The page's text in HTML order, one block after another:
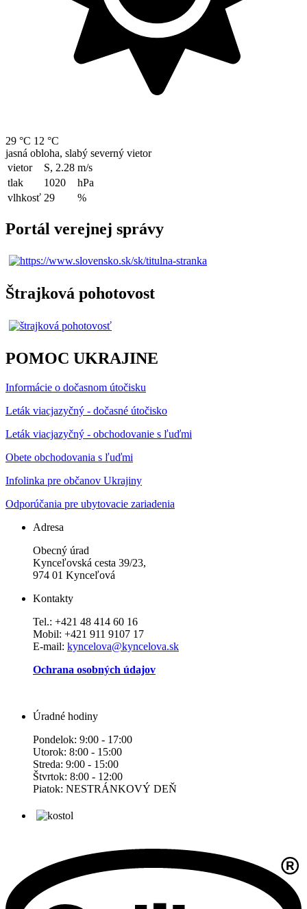
29 °C 12 °C
jasná obloha, slabý severný vietor
vietor
S, 2.28 m/s
tlak
1020
hPa
vlhkosť 29 %
Portál verejnej správy
Štrajková pohotovost
POMOC UKRAJINE
Informácie o dočasnom útočisku
Leták viacjazyčný - dočasné útočisko
Leták viacjazyčný - obchodovanie s ľuďmi
Obete obchodovania s ľuďmi
Infolinka pre občanov Ukrajiny
Odporúčania pre ubytovacie zariadenia
Adresa
Obecný úrad
Kynceľovská cesta 39/23,
974 01 Kynceľová
Kontakty
Tel.: +421 48 414 60 16
Mobil: +421 911 9107 17
E-mail: kyncelova@kyncelova.sk
Ochrana osobných údajov
Úradné hodiny
Pondelok: 9:00 - 17:00
Utorok: 8:00 - 15:00
Streda: 9:00 - 15:00
Štvrtok: 8:00 - 12:00
Piatok: NESTRÁNKOVÝ DEŇ